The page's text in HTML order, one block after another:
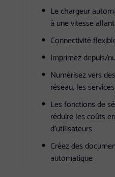
Le chargeur
à une vitesse
Connectivité
Imprimez depuis/
Numérisez vers
réseau, les
Les fonctions de
réduire les coûts
d'utilisateurs
Créez des
automatique